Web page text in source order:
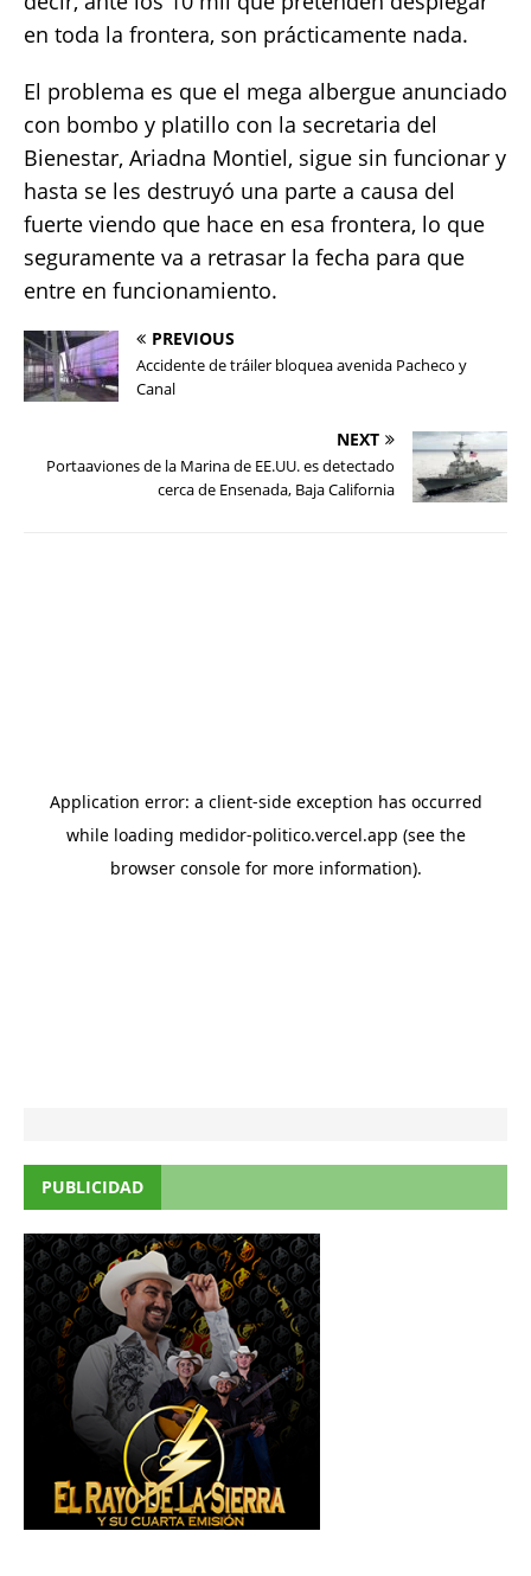
en toda la frontera, son prácticamente nada.
El problema es que el mega albergue anunciado
con bombo y platillo con la secretaria del
Bienestar, Ariadna Montiel, sigue sin funcionar y
hasta se les destruyó una parte a causa del
fuerte viendo que hace en esa frontera, lo que
seguramente va a retrasar la fecha para que
entre en funcionamiento.
PREVIOUS
Accidente de tráiler bloquea avenida Pacheco y
Canal
NEXT
Portaaviones de la Marina de EE.UU. es detectado
cerca de Ensenada, Baja California
PUBLICIDAD